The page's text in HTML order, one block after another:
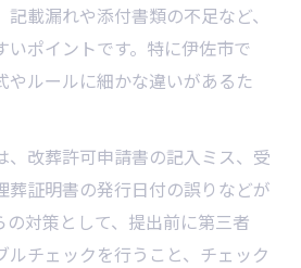
載漏れや添付書類の不足など、
ポイントです。特に伊佐市で
やルールに細かな違いがあるた
、改葬許可申請書の記入ミス、受
葬証明書の発行日付の誤りなどが
の対策として、提出前に第三者
ルチェックを行うこと、チェック